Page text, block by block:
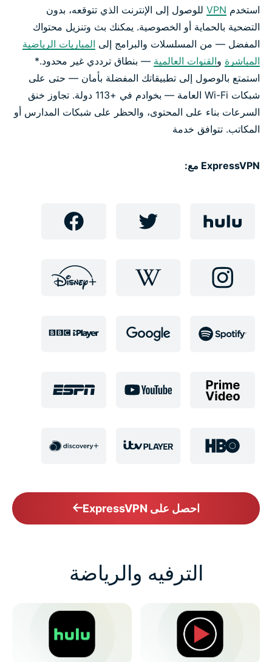
الأدلة الإرشادية
الأسئلة الشائعة: VPN لمشاهدة الفيديوهات
طريقة الحصول على VPN
استمتع بخدمات البث مع ExpressVPN
استخدم VPN للوصول إلى الإنترنت الذي تتوقعه، بدون
التضحية بالحماية أو الخصوصية. يمكنك بث وتنزيل محتواك
المفضل — من المسلسلات والبرامج إلى المباريات الرياضية
المباشرة والقنوات العالمية — بنطاق ترددي غير محدود.*
استمتع بالوصول إلى تطبيقاتك المفضلة بأمان — حتى على
شبكات Wi-Fi العامة — بخوادم في +113 دولة. تجاوز خنق
السرعات بناء على المحتوى، والحظر على شبكات المدارس أو
المكاتب. تتوافق خدمة
ExpressVPN مع:
احصل على ExpressVPN
الترفيه والرياضة